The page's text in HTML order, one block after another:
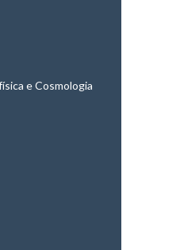
e Cosmologia